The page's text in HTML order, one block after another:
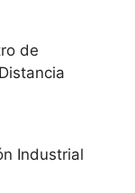
de
Industrial